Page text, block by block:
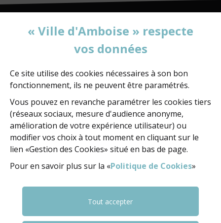
MAIRIE D'AMBOISE
BP 247 - 37402 Amboise Cedex
02 47 23 47 23
NOUS ÉCRIRE
NOUS SUIVRE FACEBOOKFACEBOOK
YOUTUBE
« Ville d'Amboise » respecte
vos données
Ce site utilise des cookies nécessaires à son bon
fonctionnement, ils ne peuvent être paramétrés.
Vous pouvez en revanche paramétrer les cookies tiers
(réseaux sociaux, mesure d'audience anonyme,
amélioration de votre expérience utilisateur) ou
modifier vos choix à tout moment en cliquant sur le
lien «Gestion des Cookies» situé en bas de page.
Pour en savoir plus sur la «Politique de Cookies»
Tout accepter